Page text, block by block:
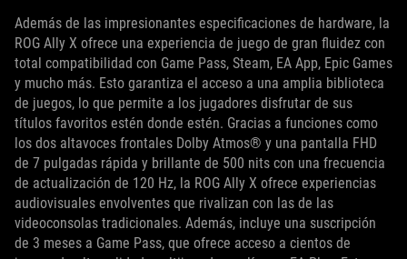
Además de las impresionantes especificaciones de hardware, la
ROG Ally X ofrece una experiencia de juego de gran fluidez con
total compatibilidad con Game Pass, Steam, EA App, Epic Games
y mucho más. Esto garantiza el acceso a una amplia biblioteca
de juegos, lo que permite a los jugadores disfrutar de sus
títulos favoritos estén donde estén. Gracias a funciones como
los dos altavoces frontales Dolby Atmos® y una pantalla FHD
de 7 pulgadas rápida y brillante de 500 nits con una frecuencia
de actualización de 120 Hz, la ROG Ally X ofrece experiencias
audiovisuales envolventes que rivalizan con las de las
videoconsolas tradicionales. Además, incluye una suscripción
de 3 meses a Game Pass, que ofrece acceso a cientos de